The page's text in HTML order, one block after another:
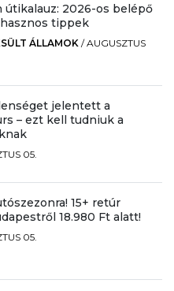
útikalauz: 2026-os belépő
tippek
ÁLLAMOK /AUGUSZTUS
jelentett a
– ezt kell tudniuk a
05.
15+ retúr
18.980 Ft alatt!
05.